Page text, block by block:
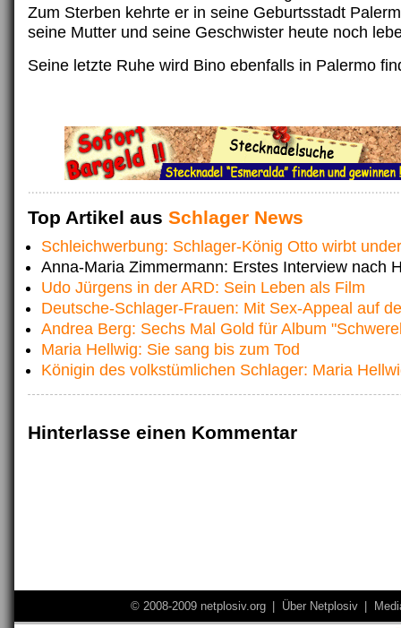
Zum Sterben kehrte er in seine Geburtsstadt
seine Mutter und seine Geschwister heute noch
Seine letzte Ruhe wird Bino ebenfalls in Palermo
Top Artikel aus Schlager News
Schleichwerbung: Schlager-König Otto wirbt
Anna-Maria Zimmermann: Erstes Interview nach
Udo Jürgens in der ARD: Sein Leben als Film
Deutsche-Schlager-Frauen: Mit Sex-Appeal auf
Andrea Berg: Sechs Mal Gold für Album
Maria Hellwig: Sie sang bis zum Tod
Königin des volkstümlichen Schlager: Maria
Hinterlasse einen Kommentar
© 2008-2009 netplosiv.org Über Netplosiv